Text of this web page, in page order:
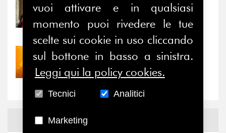
31/07/2026
Prima della pausa estiva,
il valore di...
30/07/2026
Nove anni dopo la
“grande cecità”: la...
News
vuoi attivare e in qualsiasi
momento puoi rivedere le tue
scelte sui cookie in uso cliccando
sul bottone in basso a sinistra.
Leggi qui la policy cookies.
Tecnici Analitici
Marketing